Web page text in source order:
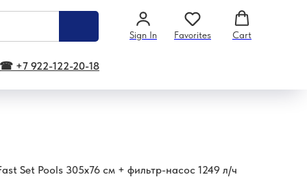
Sign In Favorites Cart
☎ +7 922-122-20-18
Set Pools 305х76 см + фильтр-насос 1249 л/ч